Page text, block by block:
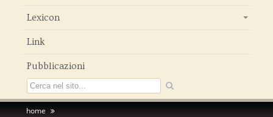
Lexicon
Link
Pubblicazioni
home